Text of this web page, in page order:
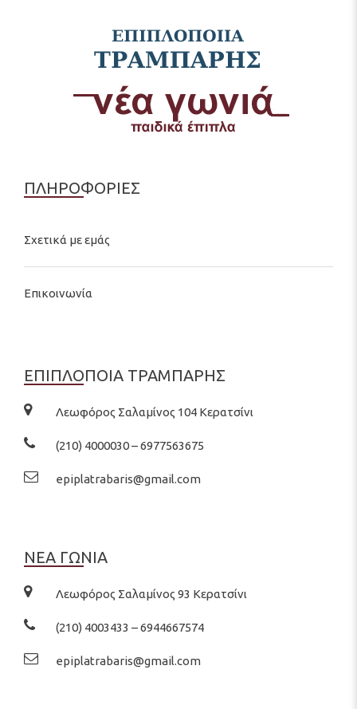
ΠΛΗΡΟΦΟΡΙΕΣ
Σχετικά με εμάς
Επικοινωνία
ΕΠΙΠΛΟΠΟΙΑ ΤΡΑΜΠΑΡΗΣ
Λεωφόρος Σαλαμίνος 104 Κερατσίνι
(210) 4000030 – 6977563675
epiplatrabaris@gmail.com
ΝΕΑ ΓΩΝΙΑ
Λεωφόρος Σαλαμίνος 93 Κερατσίνι
(210) 4003433 – 6944667574
epiplatrabaris@gmail.com